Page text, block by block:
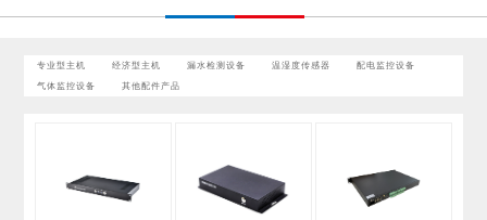
专业型主机 经济型主机 漏水检测设备 温湿度传感器 配电监控设备
气体监控设备 其他配件产品